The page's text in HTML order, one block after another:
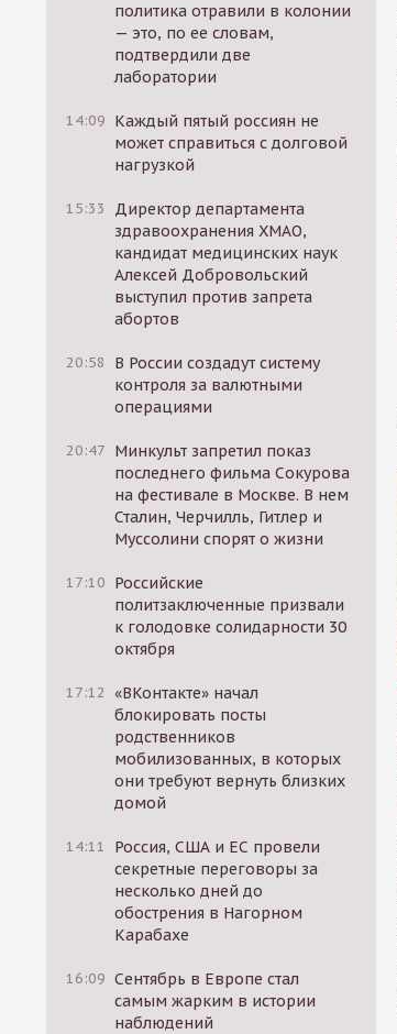
политика отравили в колонии
— это, по ее словам,
подтвердили две
лаборатории
14:09 Каждый пятый россиян не
может справиться с долговой
нагрузкой
15:33
Директор департамента
здравоохранения ХМАО,
кандидат медицинских наук
Алексей Добровольский
выступил против запрета
абортов
20:58
В России создадут систему
контроля за валютными
операциями
20:47 Минкульт запретил показ
последнего фильма Сокурова
на фестивале в Москве. В нем
Сталин, Черчилль, Гитлер и
Муссолини спорят о жизни
17:10 Российские
политзаключенные призвали
к голодовке солидарности 30
октября
17:12 «ВКонтакте» начал
блокировать посты
родственников
мобилизованных, в которых
они требуют вернуть близких
домой
14:11
Россия, США и ЕС провели
секретные переговоры за
несколько дней до
обострения в Нагорном
Карабахе
16:09 Сентябрь в Европе стал
самым жарким в истории
наблюдений